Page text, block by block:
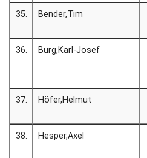
35. Bender,Tim
36. Burg,Karl-Josef
37. Höfer,Helmut
38. Hesper,Axel